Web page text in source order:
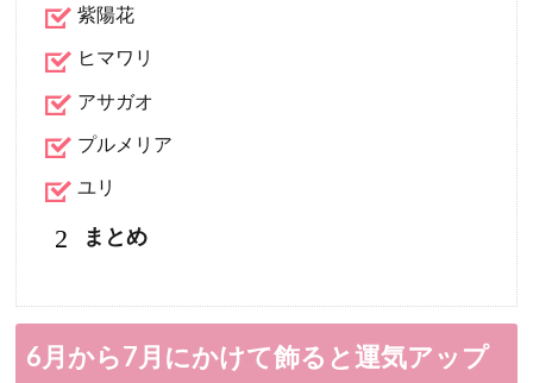
紫陽花
ヒマワリ
アサガオ
プルメリア
ユリ
2 まとめ
6月から7月にかけて飾ると運気アップ